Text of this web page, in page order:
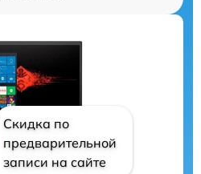
Скидка по
предварительной
записи на сайте